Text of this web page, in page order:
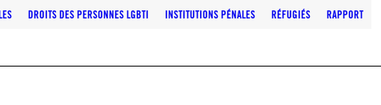
DROITS DES PERSONNES LGBTI INSTITUTIONS PÉNALES RÉFUGIÉS RAPPORT